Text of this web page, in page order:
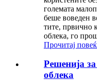
големата
беше воведен
тите, првично
облека, го
Прочитај
Решенија
облека